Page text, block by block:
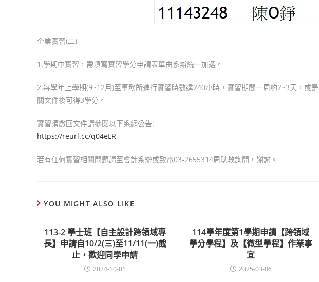
企業實習(二)
1.學期中實習，需填寫實習學分申請表單由系辦統一加選。
2.每學年上學期(9~12月)至事務所進行實習時數達240小時，實習期間一周約2~3天，或
關文件後可得3學分。
實習須繳回文件請參閱以下系網公告:
https://reurl.cc/q04eLR
若有任何實習相關問題請至會計系辦或致電03-2655314周助教詢問，謝謝。
YOU MIGHT ALSO LIKE
113-2 學士班【自主設計跨領域專
長】申請自10/2(三)至11/11(一)截
止，歡迎同學申請
2024-10-01
114學年度第1學期申請【跨領域
學分學程】及【微型學程】作業事
宜
2025-03-06